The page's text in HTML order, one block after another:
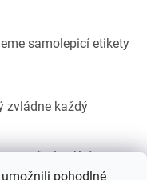
pohodlné
samolepicí etikety
zvládne každý
profesionální